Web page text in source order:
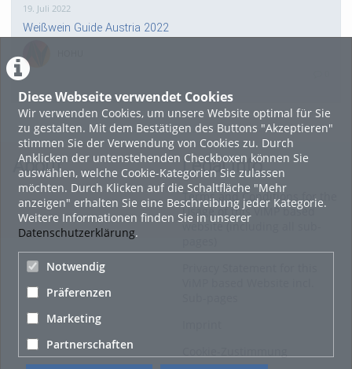
Diese Webseite verwendet Cookies
Wir verwenden Cookies, um unsere Website optimal für Sie
zu gestalten. Mit dem Bestätigen des Buttons "Akzeptieren"
stimmen Sie der Verwendung von Cookies zu. Durch
Anklicken der untenstehenden Checkboxen können Sie
auswählen, welche Cookie-Kategorien Sie zulassen
möchten. Durch Klicken auf die Schaltfläche "Mehr
anzeigen" erhalten Sie eine Beschreibung jeder Kategorie.
Weitere Informationen finden Sie in unserer
Datenschutzerklärung.
Notwendig
Präferenzen
Marketing
Partnerschaften
19. Juli 2022
Weißwein Guide Austria 2022
16. Mai 2022
neuer Test-Newsbeitrag
HOHU
9. Mai 2022
¨Haager Lies reloaded“ - der neue Top-Radweg in OÖ
verbindet
About Legal Info
Terms and Conditions for the
Usage of this ViMP based
website (including all sub-